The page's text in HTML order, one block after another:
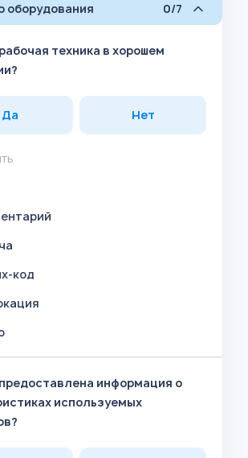
оборудования 0/7
техника в хорошем
Да Нет
код
информация о
используемых